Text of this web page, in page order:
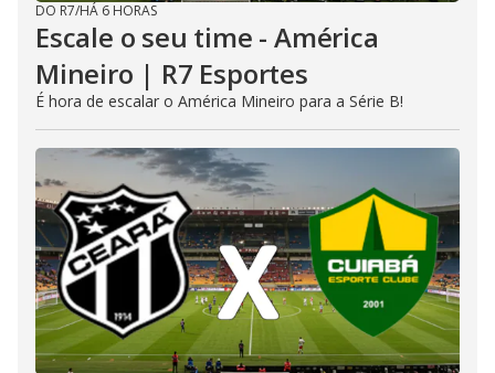
DO R7/HÁ 6 HORAS
Escale o seu time - América
Mineiro | R7 Esportes
É hora de escalar o América Mineiro para a Série B!